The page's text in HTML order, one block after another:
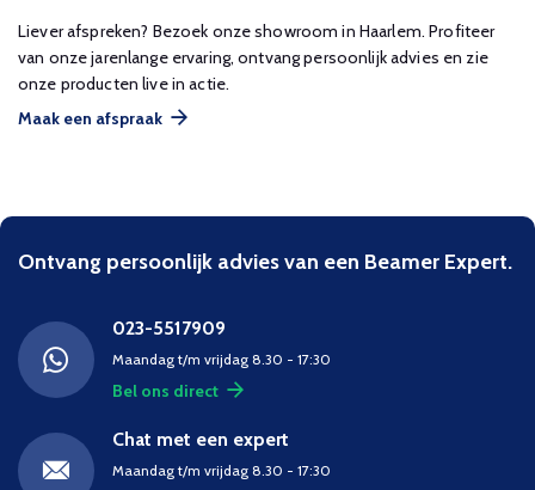
Liever afspreken? Bezoek onze showroom in Haarlem. Profiteer
van onze jarenlange ervaring, ontvang persoonlijk advies en zie
onze producten live in actie.
Maak een afspraak
Ontvang persoonlijk advies van een Beamer Expert.
023-5517909
Maandag t/m vrijdag 8.30 - 17:30
Bel ons direct
Chat met een expert
Maandag t/m vrijdag 8.30 - 17:30